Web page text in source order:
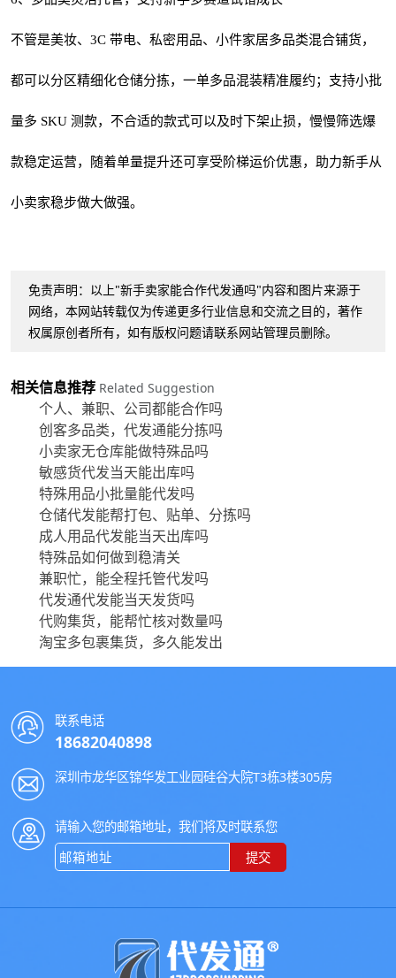
不管是美妆、3C 带电、私密用品、小件家居多品类混合铺货，
都可以分区精细化仓储分拣，一单多品混装精准履约；支持小批
量多 SKU 测款，不合适的款式可以及时下架止损，慢慢筛选爆
款稳定运营，随着单量提升还可享受阶梯运价优惠，助力新手从
小卖家稳步做大做强。
免责声明：以上"新手卖家能合作代发通吗"内容和图片来源于
网络，本网站转载仅为传递更多行业信息和交流之目的，著作
权属原创者所有，如有版权问题请联系网站管理员删除。
相关信息推荐 Related Suggestion
个人、兼职、公司都能合作吗
创客多品类，代发通能分拣吗
小卖家无仓库能做特殊品吗
敏感货代发当天能出库吗
特殊用品小批量能代发吗
仓储代发能帮打包、贴单、分拣吗
成人用品代发能当天出库吗
特殊品如何做到稳清关
兼职忙，能全程托管代发吗
代发通代发能当天发货吗
代购集货，能帮忙核对数量吗
淘宝多包裹集货，多久能发出
联系电话
18682040898
深圳市龙华区锦华发工业园硅谷大院T3栋3楼305房
请输入您的邮箱地址，我们将及时联系您
提交